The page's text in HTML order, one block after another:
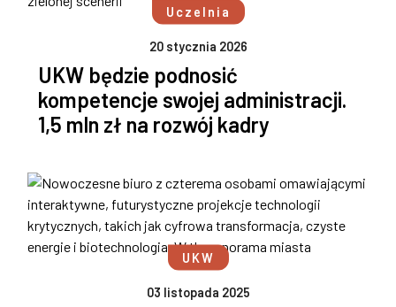
Uczelnia
20 stycznia 2026
UKW będzie podnosić
kompetencje swojej administracji.
1,5 mln zł na rozwój kadry
UKW
03 listopada 2025